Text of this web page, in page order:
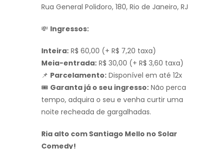
Rua General Polidoro, 180, Rio de Janeiro, RJ
💸 Ingressos:
Inteira: R$ 60,00 (+ R$ 7,20 taxa)
Meia-entrada: R$ 30,00 (+ R$ 3,60 taxa)
📌 Parcelamento: Disponível em até 12x
🎟️ Garanta já o seu ingresso: Não perca
tempo, adquira o seu e venha curtir uma
noite recheada de gargalhadas.
Ria alto com Santiago Mello no Solar
Comedy!